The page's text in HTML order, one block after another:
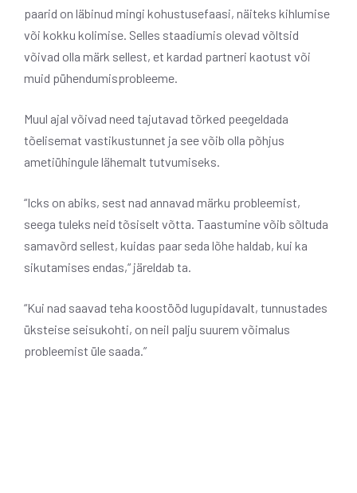
paarid on läbinud mingi kohustusefaasi, näiteks kihlumise
või kokku kolimise. Selles staadiumis olevad võltsid
võivad olla märk sellest, et kardad partneri kaotust või
muid pühendumisprobleeme.
Muul ajal võivad need tajutavad tõrked peegeldada
tõelisemat vastikustunnet ja see võib olla põhjus
ametiühingule lähemalt tutvumiseks.
“Icks on abiks, sest nad annavad märku probleemist,
seega tuleks neid tõsiselt võtta. Taastumine võib sõltuda
samavõrd sellest, kuidas paar seda lõhe haldab, kui ka
sikutamises endas,“ järeldab ta.
“Kui nad saavad teha koostööd lugupidavalt, tunnustades
üksteise seisukohti, on neil palju suurem võimalus
probleemist üle saada.”